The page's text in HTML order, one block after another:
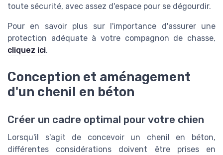
toute sécurité, avec assez d'espace pour se dégourdir.
Pour en savoir plus sur l'importance d'assurer une
protection adéquate à votre compagnon de chasse,
cliquez ici.
Conception et aménagement
d'un chenil en béton
Créer un cadre optimal pour votre chien
Lorsqu'il s'agit de concevoir un chenil en béton,
différentes considérations doivent être prises en